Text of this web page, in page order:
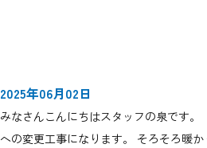
2025年06月02日
みなさんこんにちはスタッフの泉です
への変更工事になります。 そろそろ暖